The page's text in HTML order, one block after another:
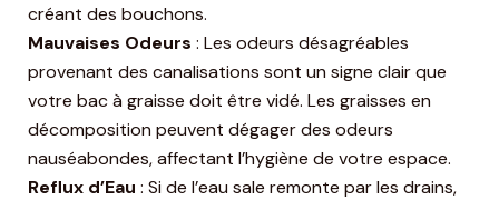
créant des bouchons.
Mauvaises Odeurs : Les odeurs désagréables
provenant des canalisations sont un signe clair que
votre bac à graisse doit être vidé. Les graisses en
décomposition peuvent dégager des odeurs
nauséabondes, affectant l’hygiène de votre espace.
Reflux d’Eau : Si de l’eau sale remonte par les drains,